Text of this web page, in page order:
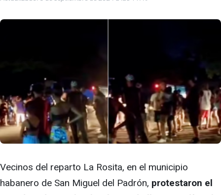
Vecinos del reparto La Rosita, en el municipio
habanero de San Miguel del Padrón, protestaron el